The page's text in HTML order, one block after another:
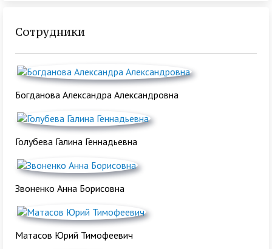
Сотрудники
Богданова Александра Александровна
Голубева Галина Геннадьевна
Звоненко Анна Борисовна
Матасов Юрий Тимофеевич